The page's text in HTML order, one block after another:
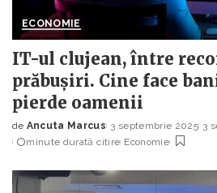
ECONOMIE
IT-ul clujean, între
prăbușiri. Cine face
pierde oamenii
Posted
by
de Ancuta Marcus 3 septembrie 2025 3
minute durată citire Economie